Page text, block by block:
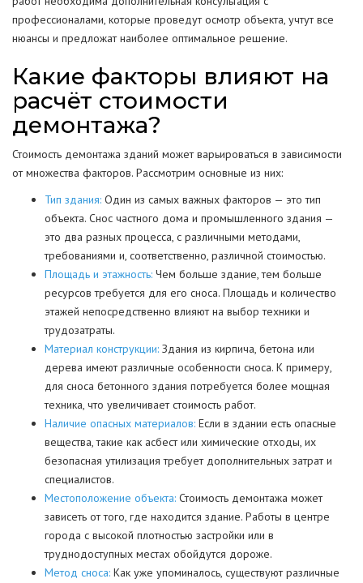
профессионалами, которые проведут осмотр объекта, учтут все
нюансы и предложат наиболее оптимальное решение.
Какие факторы влияют на
расчёт стоимости
демонтажа?
Стоимость демонтажа зданий может варьироваться в зависимости
от множества факторов. Рассмотрим основные из них:
Тип здания: Один из самых важных факторов — это тип
объекта. Снос частного дома и промышленного здания —
это два разных процесса, с различными методами,
требованиями и, соответственно, различной стоимостью.
Площадь и этажность: Чем больше здание, тем больше
ресурсов требуется для его сноса. Площадь и количество
этажей непосредственно влияют на выбор техники и
трудозатраты.
Материал конструкции: Здания из кирпича, бетона или
дерева имеют различные особенности сноса. К примеру,
для сноса бетонного здания потребуется более мощная
техника, что увеличивает стоимость работ.
Наличие опасных материалов: Если в здании есть опасные
вещества, такие как асбест или химические отходы, их
безопасная утилизация требует дополнительных затрат и
специалистов.
Местоположение объекта: Стоимость демонтажа может
зависеть от того, где находится здание. Работы в центре
города с высокой плотностью застройки или в
труднодоступных местах обойдутся дороже.
Метод сноса: Как уже упоминалось, существуют различные